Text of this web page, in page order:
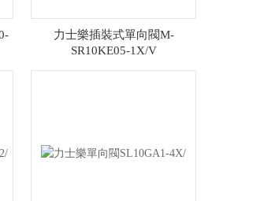
力士樂插裝式單向閥M-
SR10KE05-1X/V